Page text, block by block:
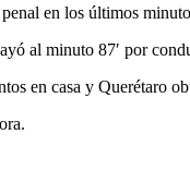
en los últimos
al minuto 87′ por
en casa y Querétaro